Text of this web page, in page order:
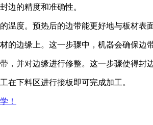
边的精度和准确性。
度。预热后的边带能更好地与板材表
边缘上。这一步骤中，机器会确保边
并对边缘进行修整。这一步骤使得封
在下料区进行接板即可完成加工。
！